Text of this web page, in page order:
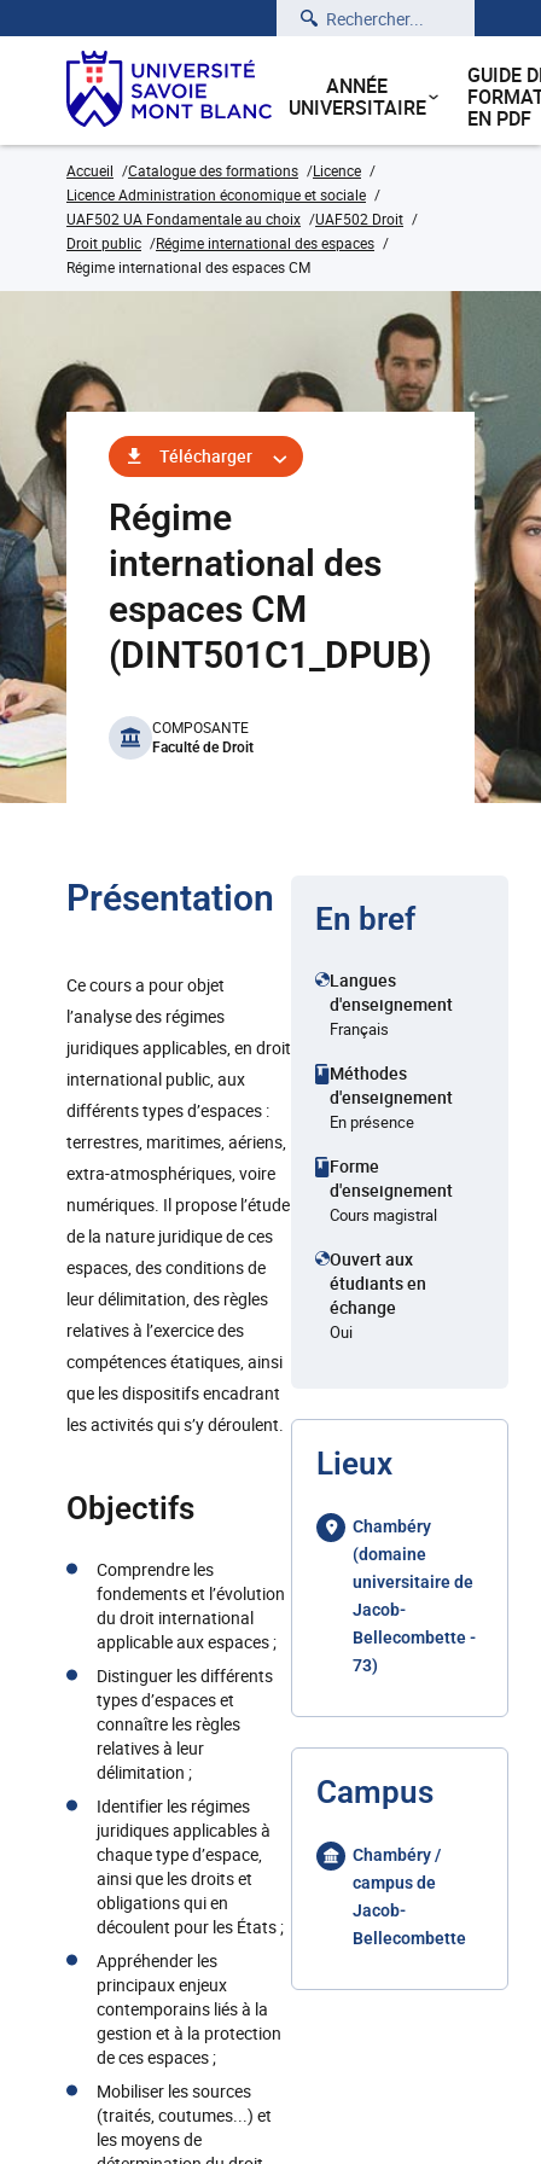
Rechercher
ANNÉE
UNIVERSITAIRE
GUIDE
EN PDF
Accueil Catalogue des formations
Licence
Licence Administration économique et sociale
UAF502 UA Fondamentale au choix
UAF502 Droit
Droit public
Régime international des espaces
Régime international des espaces CM
Télécharger
Régime
international des
espaces CM
(DINT501C1_DPUB)
benefits
COMPOSANTE
Faculté de Droit
Présentation
Ce cours a pour objet
l’analyse des régimes
juridiques applicables, en droit
international public, aux
différents types d’espaces :
terrestres, maritimes, aériens,
extra-atmosphériques, voire
numériques. Il propose l’étude
de la nature juridique de ces
espaces, des conditions de
leur délimitation, des règles
relatives à l’exercice des
compétences étatiques, ainsi
que les dispositifs encadrant
les activités qui s’y déroulent.
Objectifs
Comprendre les
fondements et l’évolution
du droit international
applicable aux espaces ;
Distinguer les différents
types d’espaces et
connaître les règles
relatives à leur
délimitation ;
Identifier les régimes
juridiques applicables à
chaque type d’espace,
ainsi que les droits et
obligations qui en
découlent pour les États ;
Appréhender les
principaux enjeux
contemporains liés à la
gestion et à la protection
de ces espaces ;
Mobiliser les sources
(traités, coutumes...) et
les moyens de
En bref
Langues
d'enseignement
Français
Méthodes
d'enseignement
En présence
Forme
d'enseignement
Cours magistral
Ouvert aux
étudiants en
échange
Oui
Lieux
Chambéry
(domaine
universitaire de
Jacob-
Bellecombette -
73)
Campus
Chambéry /
campus de
Jacob-
Bellecombette